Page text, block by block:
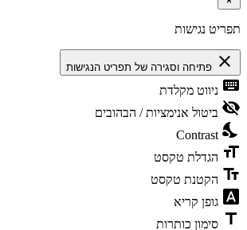
תפריט נגישות
close פתיחה וסגירה של תפריט הנגישות
keyboard ניווט מקלדת
visibility_off ביטול אנימציות / הבהובים
nights_stay
Contrast
format_size הגדלת טקסט
text_fields הקטנת טקסט
font_download גופן קריא
title סימון כותרות